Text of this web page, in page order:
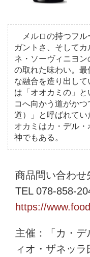
メルロの持つフル
ガントさ、そして
ネ・ソーヴィニヨ
の取れた味わい。
な融合を造り出し
は「オオカミの」
コへ向かう道がか
道）」と呼ばれて
オカミはカ・デル
神でもある。
商品問い合わせ
TEL 078-858-
https://
主催：「カ・デ
ィオ・ザネッラ